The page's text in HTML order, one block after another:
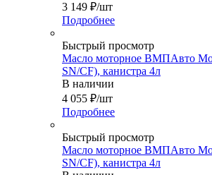
3 149 ₽/шт
Подробнее
Быстрый просмотр
Масло моторное ВМПАвто
SN/CF), канистра 4л
В наличии
4 055 ₽/шт
Подробнее
Быстрый просмотр
Масло моторное ВМПАвто
SN/CF), канистра 4л